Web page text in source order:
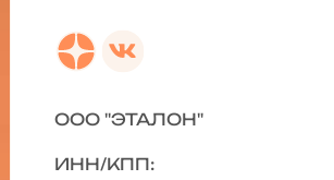
ООО "ЭТАЛОН"
ИНН/КПП: